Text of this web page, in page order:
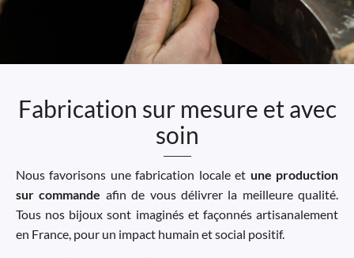
Fabrication sur mesure et avec
soin
Nous favorisons une fabrication locale et une production
sur commande afin de vous délivrer la meilleure qualité.
Tous nos bijoux sont imaginés et façonnés artisanalement
en France, pour un impact humain et social positif.